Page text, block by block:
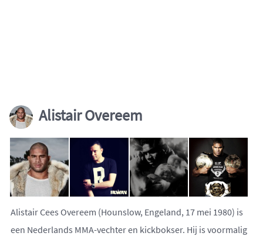
Alistair Overeem
Alistair Cees Overeem (Hounslow, Engeland, 17 mei 1980) is
een Nederlands MMA-vechter en kickbokser. Hij is voormalig